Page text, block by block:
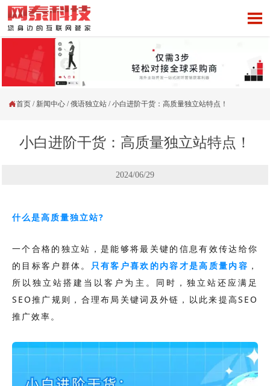

首页 / 新闻中心 /俄语独立站 /小白进阶干货：高质量独立站特点！
小白进阶干货：高质量独立站特点！
2024/06/29
什么是高质量独立站?
一个合格的独立站，是能够将最关键的信息有效传达给你
的目标客户群体。 只有客户喜欢的内容才是高质量内容 ，
所以独立站搭建当以客户为主。同时，独立站还应满足
SEO推广规则，合理布局关键词及外链， 以此来提高SEO
推广效率。